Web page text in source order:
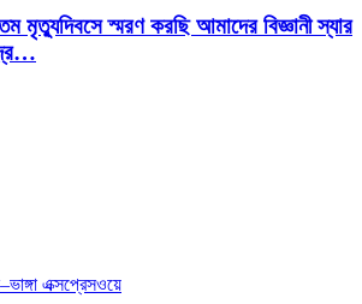
স্মরণ করছি আমাদের বিজ্ঞানী স্যার
এক্সপ্রেসওয়ে